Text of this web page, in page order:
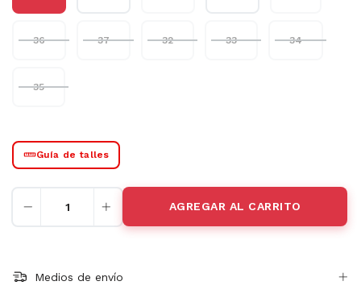
36 37 32 33 34
35
Guía de talles
Medios de envío